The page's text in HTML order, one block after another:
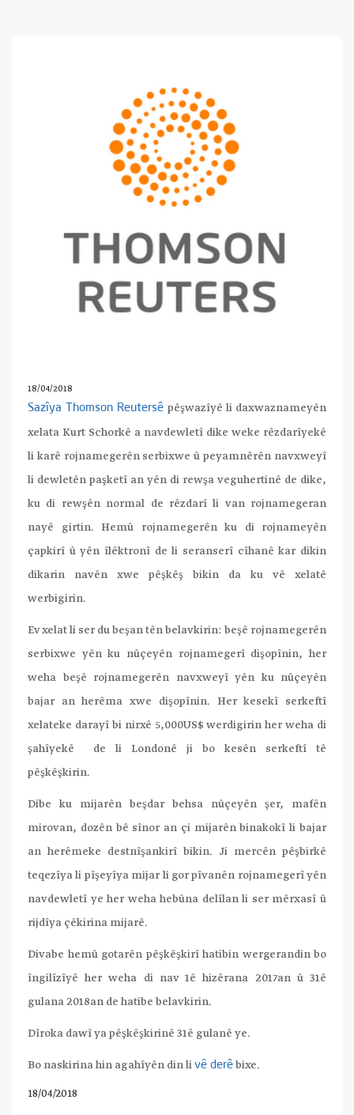
18/04/2018
Sazîya Thomson Reutersê pêşwazîyê li daxwaznameyên
xelata Kurt Schorkê a navdewletî dike weke rêzdarîyekê
li karê rojnamegerên serbixwe û peyamnêrên navxweyî
li dewletên paşketî an yên di rewşa veguhertinê de dike,
ku di rewşên normal de rêzdarî li van rojnamegeran
nayê girtin. Hemû rojnamegerên ku di rojnameyên
çapkirî û yên îlêktronî de li seranserî cîhanê kar dikin
dikarin navên xwe pêşkêş bikin da ku vê xelatê
werbigirin.
Ev xelat li ser du beşan tên belavkirin: beşê rojnamegerên
serbixwe yên ku nûçeyên rojnamegerî dişopînin, her
weha beşê rojnamegerên navxweyî yên ku nûçeyên
bajar an herêma xwe dişopînin. Her kesekî serkeftî
xelateke darayî bi nirxê 5,000US$ werdigirin her weha di
şahîyekê de li Londonê ji bo kesên serkeftî tê
pêşkêşkirin.
Dibe ku mijarên beşdar behsa nûçeyên şer, mafên
mirovan, dozên bê sînor an çi mijarên binakokî li bajar
an herêmeke destnîşankirî bikin. Ji mercên pêşbirkê
teqezîya li pîşeyîya mijar li gor pîvanên rojnamegerî yên
navdewletî ye her weha hebûna delîlan li ser mêrxasî û
rijdîya çêkirina mijarê.
Divabe hemû gotarên pêşkêşkirî hatibin wergerandin bo
îngilîzîyê her weha di nav 1ê hizêrana 2017an û 31ê
gulana 2018an de hatibe belavkirin.
Dîroka dawî ya pêşkêşkirinê 31ê gulanê ye.
Bo naskirina hin agahîyên din li vê derê bixe.
18/04/2018